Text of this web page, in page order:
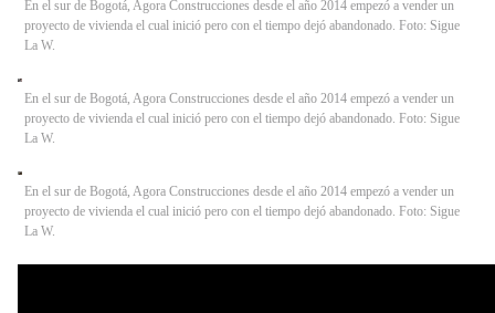
En el sur de Bogotá, Agora Construcciones desde el año 2014 empezó a vender un
proyecto de vivienda el cual inició pero con el tiempo dejó abandonado. Foto: Sigue
La W.
En el sur de Bogotá, Agora Construcciones desde el año 2014 empezó a vender un
proyecto de vivienda el cual inició pero con el tiempo dejó abandonado. Foto: Sigue
La W.
En el sur de Bogotá, Agora Construcciones desde el año 2014 empezó a vender un
proyecto de vivienda el cual inició pero con el tiempo dejó abandonado. Foto: Sigue
La W.